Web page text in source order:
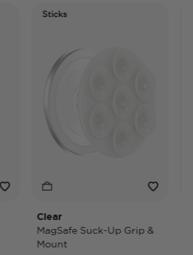
Sticks
Clear
MagSafe Suck-Up Grip &
Mount